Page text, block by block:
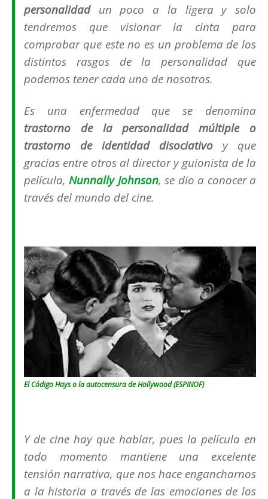
personalidadun poco a la ligera y solo
tendremos que visionar la cinta para
comprobar que este no es un problema de los
distintos rasgos de la personalidad que
podemos tener cada uno de nosotros.
Es una enfermedad que se denomina
trastorno de la personalidad múltiple o
trastorno de identidad disociativo y que
gracias entre otros al director y guionista de la
película, Nunnally Johnson, se dio a conocer a
través del mundo del cine.
El Código Hays o la autocensura de Hollywood (ESPINOF)
Y de cine hay que hablar, pues la película en
todo momento mantiene una excelente
tensión narrativa, que nos hace engancharnos
a la historia a través de las emociones de los